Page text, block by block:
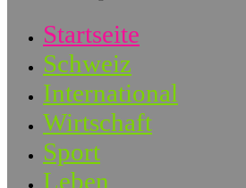
Startseite
Schweiz
International
Wirtschaft
Sport
Leben